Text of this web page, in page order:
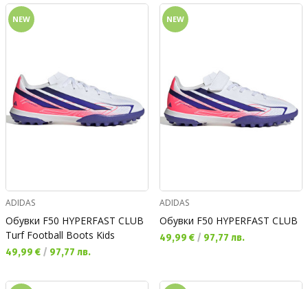
NEW
ADIDAS
Обувки F50 HYPERFAST CLUB
Turf Football Boots Kids
Текуща цена:
49,99 € / 97,77 лв.
NEW
ADIDAS
Обувки F50 HYPERFAST CLUB
Текуща цена:
49,99 € / 97,77 лв.